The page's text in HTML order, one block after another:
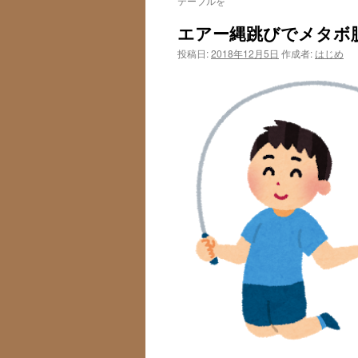
エアー縄跳びでメタボ
投稿日:2018年12月5日 作成者: はじめ